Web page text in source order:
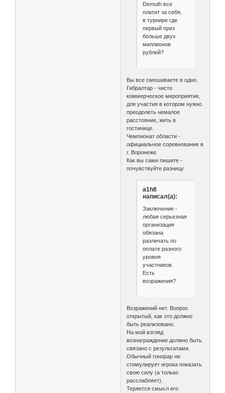
Demuth все
платит за себя,
в турнире где
первый приз
больше двух
миллионов
рублей?
Вы все смешиваете в одно.
Гибралтар - чисто
коммерческое мероприятие,
для участия в котором нужно
преодолеть немалое
расстояние, жить в
гостинице.
Чемпионат области -
официальное соревнование в
г. Воронеже.
Как вы сами пишите -
почувствуйте разницу.
a1h8
написал(а):
Заключение -
любая серьезная
организация
обязана
различать по
оплате разного
уровня
участников.
Есть
возражения?
Возражений нет. Вопрос
открытый, как это должно
быть реализовано.
На мой взгляд
вознаграждение должно быть
связано с результатами.
Обычный гонорар не
стимулирует игрока показать
свою силу (а только
расслабляет).
Теряется смысл его